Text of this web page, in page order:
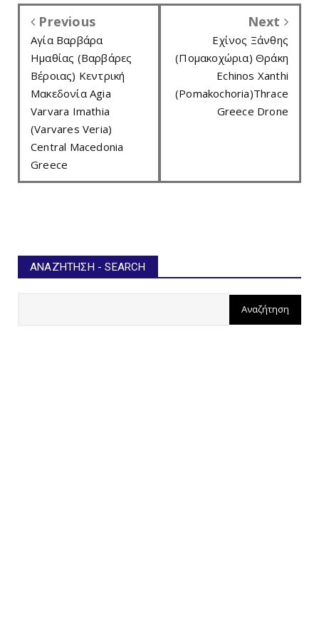
Previous
Αγία Βαρβάρα
Ημαθίας (Βαρβάρες
Βέροιας) Κεντρική
Μακεδονία Agia
Varvara Imathia
(Varvares Veria)
Central Macedonia
Greece
Next
Εχίνος Ξάνθης
(Πομακοχώρια) Θράκη
Echinos Xanthi
(Pomakochoria)Thrace
Greece Drone
ΑΝΑΖΉΤΗΣΗ - SEARCH